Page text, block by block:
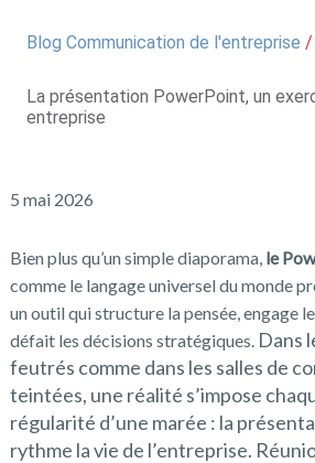
Blog Communication de l'entreprise /
La présentation PowerPoint, un
entreprise
5 mai 2026
Bien plus qu’un simple diaporama, le
comme le langage universel du monde
un outil qui structure la pensée, engage
défait les décisions stratégiques. Dans
feutrés comme dans les salles de
teintées, une réalité s’impose
régularité d’une marée : la
rythme la vie de l’entreprise.